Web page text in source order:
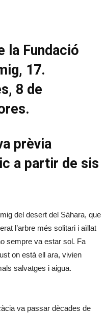
la Fundació
17.
8 de
prèvia
a partir de sis
del desert del Sàhara, que
l’arbre més solitari i aïllat
sempre va estar sol. Fa
on està ell ara, vivien
salvatges i aigua.
va passar dècades de